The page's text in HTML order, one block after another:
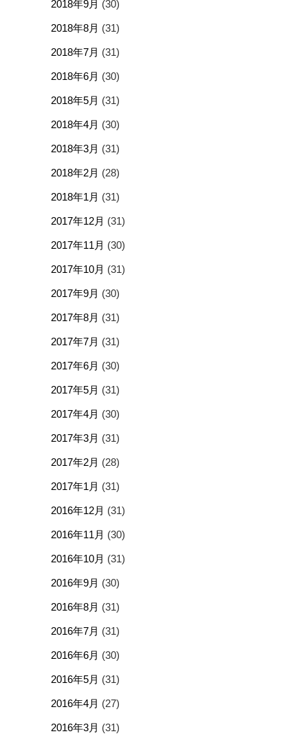
2018年9月 (30)
2018年8月 (31)
2018年7月 (31)
2018年6月 (30)
2018年5月 (31)
2018年4月 (30)
2018年3月 (31)
2018年2月 (28)
2018年1月 (31)
2017年12月 (31)
2017年11月 (30)
2017年10月 (31)
2017年9月 (30)
2017年8月 (31)
2017年7月 (31)
2017年6月 (30)
2017年5月 (31)
2017年4月 (30)
2017年3月 (31)
2017年2月 (28)
2017年1月 (31)
2016年12月 (31)
2016年11月 (30)
2016年10月 (31)
2016年9月 (30)
2016年8月 (31)
2016年7月 (31)
2016年6月 (30)
2016年5月 (31)
2016年4月 (27)
2016年3月 (31)